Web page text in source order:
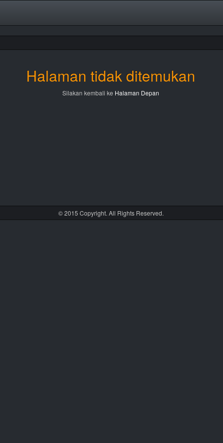
Halaman tidak ditemukan
Silakan kembali ke Halaman Depan
© 2015 Copyright. All Rights Reserved.